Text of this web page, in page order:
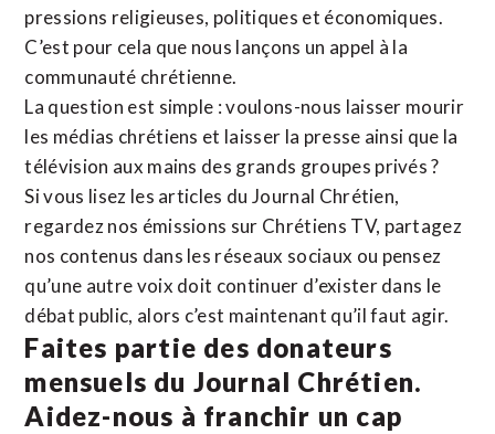
pressions religieuses, politiques et économiques.
C’est pour cela que nous lançons un appel à la
communauté chrétienne.
La question est simple : voulons-nous laisser mourir
les médias chrétiens et laisser la presse ainsi que la
télévision aux mains des grands groupes privés ?
Si vous lisez les articles du Journal Chrétien,
regardez nos émissions sur Chrétiens TV, partagez
nos contenus dans les réseaux sociaux ou pensez
qu’une autre voix doit continuer d’exister dans le
débat public, alors c’est maintenant qu’il faut agir.
Faites partie des donateurs
mensuels du Journal Chrétien.
Aidez-nous à franchir un cap